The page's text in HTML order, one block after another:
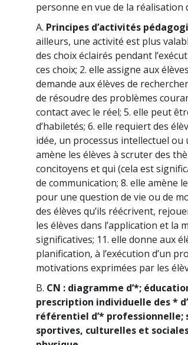
personne en vue de la réalisation
A. Principes d’activités
ailleurs, une activité est plus
des choix éclairés pendant
ces choix; 2. elle assigne aux
demande aux élèves de
de résoudre des problèmes
contact avec le réel; 5. elle peut
d’habiletés; 6. elle requiert des
idée, un processus intellectuel
amène les élèves à scruter des
concitoyens et qui (cela est
de communication; 8. elle amène
pour une question de vie ou de
des élèves qu’ils réécrivent,
les élèves dans l’application et la
significatives; 11. elle donne aux
planification, à l’exécution d’un
motivations exprimées par les
B. CN : diagramme d’*;
prescription individuelle des *
référentiel d’* professionnelle;
sportives, culturelles et